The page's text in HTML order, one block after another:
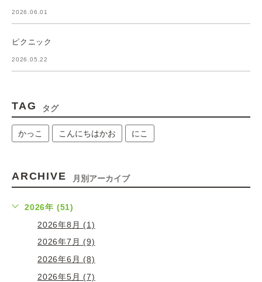
2026.06.01
ピクニック
2026.05.22
TAG タグ
かっこ こんにちはかお にこ
ARCHIVE 月別アーカイブ
2026年 (51)
2026年8月 (1)
2026年7月 (9)
2026年6月 (8)
2026年5月 (7)